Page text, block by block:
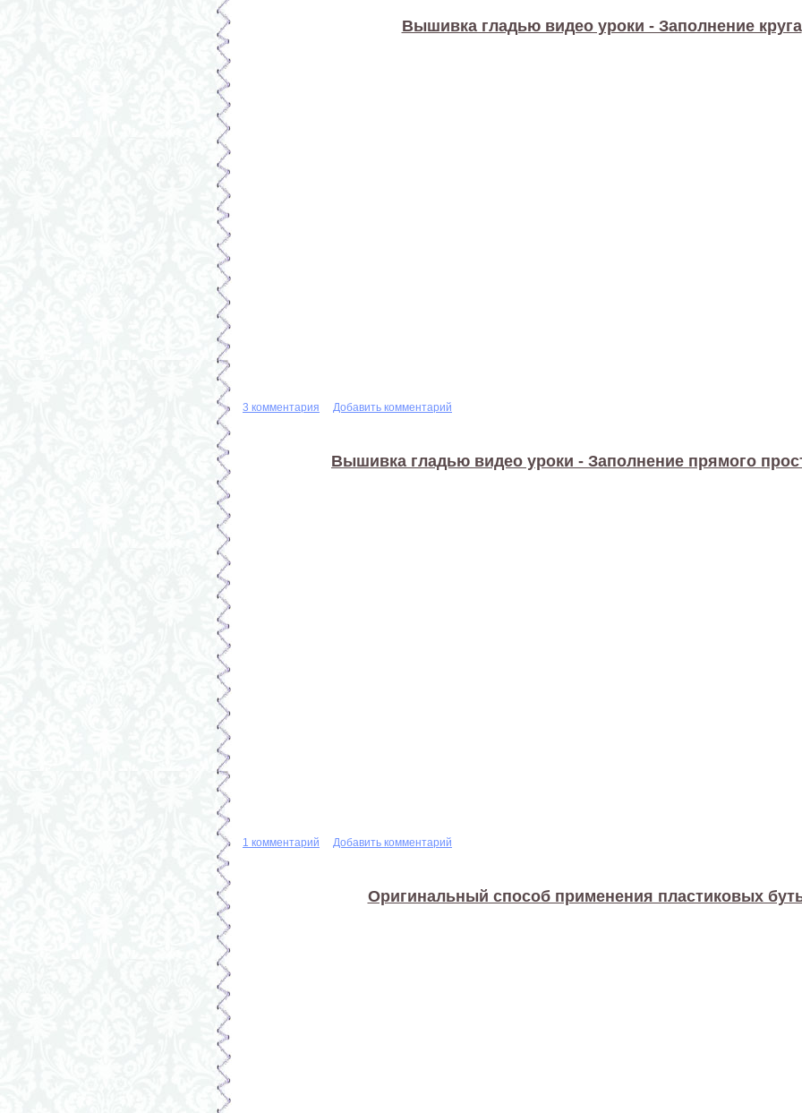
Вышивка гладью видео уроки - Заполнение круга
3 комментария Добавить комментарий
Вышивка гладью видео уроки - Заполнение прямого
1 комментарий Добавить комментарий
Оригинальный способ применения пластиковых